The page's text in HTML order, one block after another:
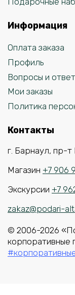
Информация
Оплата заказа
Профиль
Вопросы и
Мои заказы
Политика
Контакты
г. Барнаул, пр-
Магазин +7 906
Экскурсии +7
zakaz@podari-
© 2006-2026
корпоративные